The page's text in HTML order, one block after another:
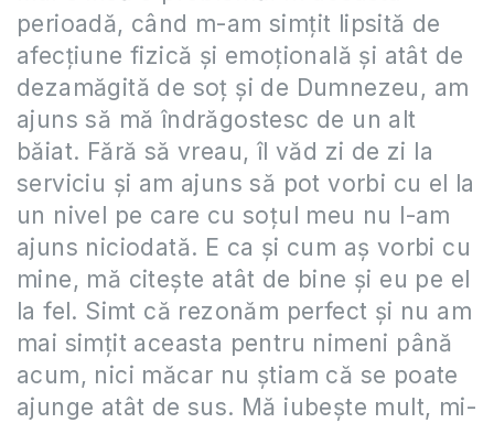
perioadă, când m-am simțit lipsită de
afecțiune fizică și emoțională și atât de
dezamăgită de soț și de Dumnezeu, am
ajuns să mă îndrăgostesc de un alt
băiat. Fără să vreau, îl văd zi de zi la
serviciu și am ajuns să pot vorbi cu el la
un nivel pe care cu soțul meu nu l-am
ajuns niciodată. E ca și cum aș vorbi cu
mine, mă citește atât de bine și eu pe el
la fel. Simt că rezonăm perfect și nu am
mai simțit aceasta pentru nimeni până
acum, nici măcar nu știam că se poate
ajunge atât de sus. Mă iubește mult, mi-